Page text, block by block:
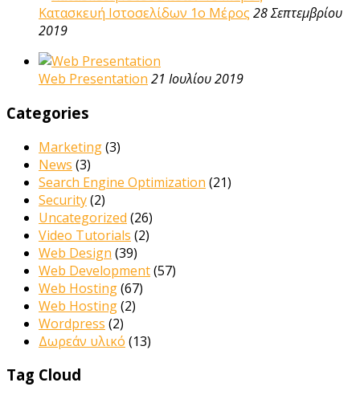
Κατασκευή Ιστοσελίδων 1ο Μέρος 28 Σεπτεμβρίου
2019
Web Presentation 21 Ιουλίου 2019
Categories
Marketing(3)
News (3)
Search Engine Optimization (21)
Security(2)
Uncategorized (26)
Video Tutorials (2)
Web Design (39)
Web Development(57)
Web Hosting(67)
Web Hosting(2)
Wordpress (2)
Δωρεάν υλικό (13)
Tag Cloud